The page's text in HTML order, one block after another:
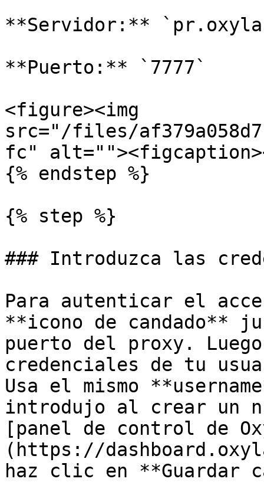
**Servidor:**
**Puerto:** `7777`
<figure><img
src="/files/
fc"
{% endstep %}
{% step %}
### Introduzca las
Para autenticar el
**icono de candado**
puerto del proxy.
credenciales de tu
Usa el mismo
introdujo al crear un
[panel de control de
(https://
haz clic en **Guardar